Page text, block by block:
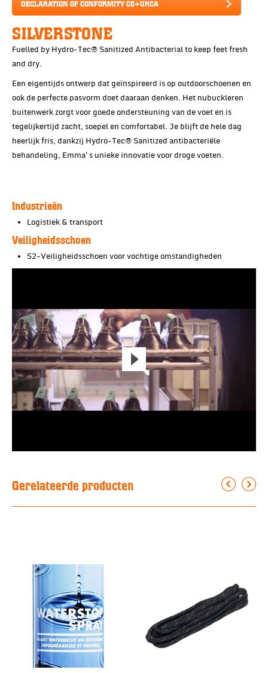
DECLARATION OF CONFORMITY CE+UKCA
SILVERSTONE
Fuelled by Hydro-Tec® Sanitized Antibacterial to keep feet fresh
and dry.
Een eigentijds ontwerp dat geïnspireerd is op outdoorschoenen en
ook de perfecte pasvorm doet daaraan denken. Het nubuckleren
buitenwerk zorgt voor goede ondersteuning van de voet en is
tegelijkertijd zacht, soepel en comfortabel. Je blijft de hele dag
heerlijk fris, dankzij Hydro-Tec® Sanitized antibacteriële
behandeling, Emma's unieke innovatie voor droge voeten.
Industrieën
Logistiek & transport
Veiligheidsschoen
S2-Veiligheidsschoen voor vochtige omstandigheden
Gerelateerde producten